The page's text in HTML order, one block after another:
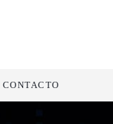
CONTACTO